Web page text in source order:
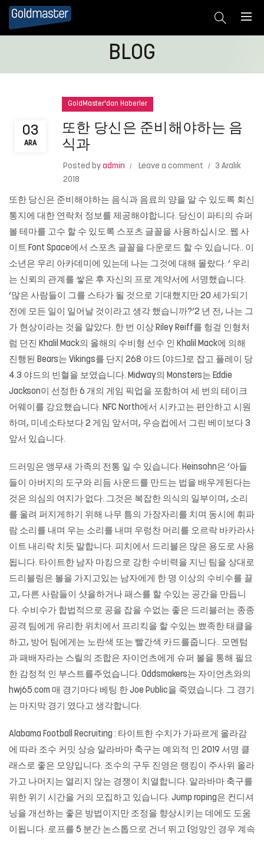
BLOG
03
ARA
GoldMaster'dan Haberler
또한 당신은 준비해야하는 음
식과
Posted by admin Leave a comment
3 Aralık
2018
또한 당신은 준비해야하는 음식과 음료의 양을 알 수 있도록 회신
통지에 대한 연락처 정보를 제공해야합니다. 당신이 파티의 슈퍼
볼 테마를 고수 할 수 있도록 스포츠 글꼴을 사용하십시오. 웹 사
이트 Font Space에서 스포츠 글꼴을 다운로드 할 수 있습니다.. 이
소년은 우리 아카데미에 있는데 나는 그것에 대해 몰랐다. ‘ 우리
는 신뢰의 관계를 쌓은 후 자신의 프로 계약서에 서명했습니다.
‘많은 사람들이 그를 스타가 될 것으로 기대했지만 20 세가되기
전에 모든 일이 일어날 것이라고 생각 했습니까?’2 년 전, 나는 그
가 현상이라는 것을 알았다. 한 번 이상 Riley Reiff를 헝겊 인형처
럼 던진 Khalil Mack의 올해의 수비형 선수 인 Khalil Mack에 의해
진행된 Bears는 Vikings를 단지 268 야드 (야드)로 잡고 플레이 당
4.3 야드의 빈혈을 보였습니다. Midway의 Monsters는 Eddie
Jackson이 선정한 6 개의 게임 픽업을 포함하여 세 번의 테이크
어웨이를 강요했습니다. NFC North에서 시카고는 편안하고 시원
하며, 미네소타보다 2 게임 앞서며, 우승컵에서 그린 베이보다 3
앞서 있습니다.
드러밍은 앵무새 가족의 전통 일 수 있습니다. Heinsohn은 ‘아들
들이 아버지의 도구와 리듬 사운드를 만드는 법을 배우게된다는
것은 의심의 여지가 없다. 그것은 복잡한 의식의 일부이며, 소리
를 울려 퍼지게하기 위해 나무 틈의 가장자리를 치며 동시에 휘파
람 소리를 내며 우는 소리를 내며 우렁찬 머리를 오르락 바카라사
이트 내리락 치듯 말합니다. 피치에서 드리블은 많은 용도로 사용
됩니다. 타이트한 남자 마킹으로 강한 수비력을 지닌 팀을 상대로
드리블링은 볼을 가지고있는 남자에게 한 명 이상의 수비수를 끌
고, 다른 사람들이 샷을하거나 패스를 할 수있는 공간을 만듭니
다. 수비수가 합법적으로 공을 잡을 수없는 좋은 드리블러는 종종
공격 팀에게 유리한 위치에서 프리킥을 할 수있는 뾰족한 태클을
하고, 방어 팀에게는 노란색 또는 빨간색 카드를줍니다.. 모멘텀
과 패배자라는 스릴의 조합은 자이언츠에게 슈퍼 볼을 통해 필요
한 감정적 인 부스트를주었습니다. Oddsmakers는 자이언츠와의
hwj65.com 매 경기마다 베팅 한 Joe Public을 죽였습니다. 그 경기
는 마지막 경기 였다고 생각합니다.
Alabama Football Recruiting : 타이트한 수치가 가파르게 올라감
에 따라 조수 커밋 상승 알라바마 축구는 예외적 인 2019 서명 클
래스로 좋은 모양입니다. 조수의 구두 진영은 랭킹이 주사위 올라
가고 나머지는 열리지 않는 경쟁이 치열합니다. 알라바마 축구를
위한 위기 시간을 거의 모집하고 있습니다. Jump roping은 컨디셔
닝을 개선하는 좋은 방법이지만 조정을 향상시키는 데에도 도움
이됩니다. 로프를 5 분간 논스톱으로 건너 뛰고 (엉망인 경우 계속